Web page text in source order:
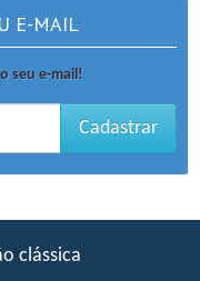
E-MAIL
seu e-mail!
Cadastrar
clássica